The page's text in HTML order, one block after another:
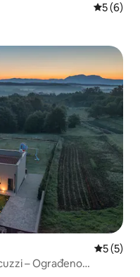
5 (6)
5 (5)
– Ograđeno